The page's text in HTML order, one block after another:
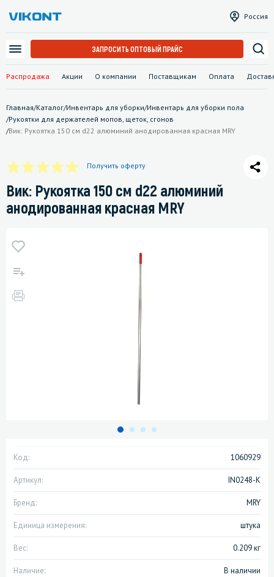
Распродажа Акции О компании Поставщикам Оплата
Россия
ЗАПРОСИТЬ ОПТОВЫЙ ПРАЙС
Главная/Каталог/Инвентарь для уборки/Инвентарь для уборки пола
/Рукоятки для держателей мопов, щеток, сгонов
/Вик: Рукоятка 150 см d22 алюминий анодированная красная MRY
Получить оферту
Вик: Рукоятка 150 см d22 алюминий
анодированная красная MRY
Код: 1060929
Артикул: IN0248-К
Бренд: MRY
Единица измерения: штука
Вес: 0.209 кг
Наличие:
В наличии